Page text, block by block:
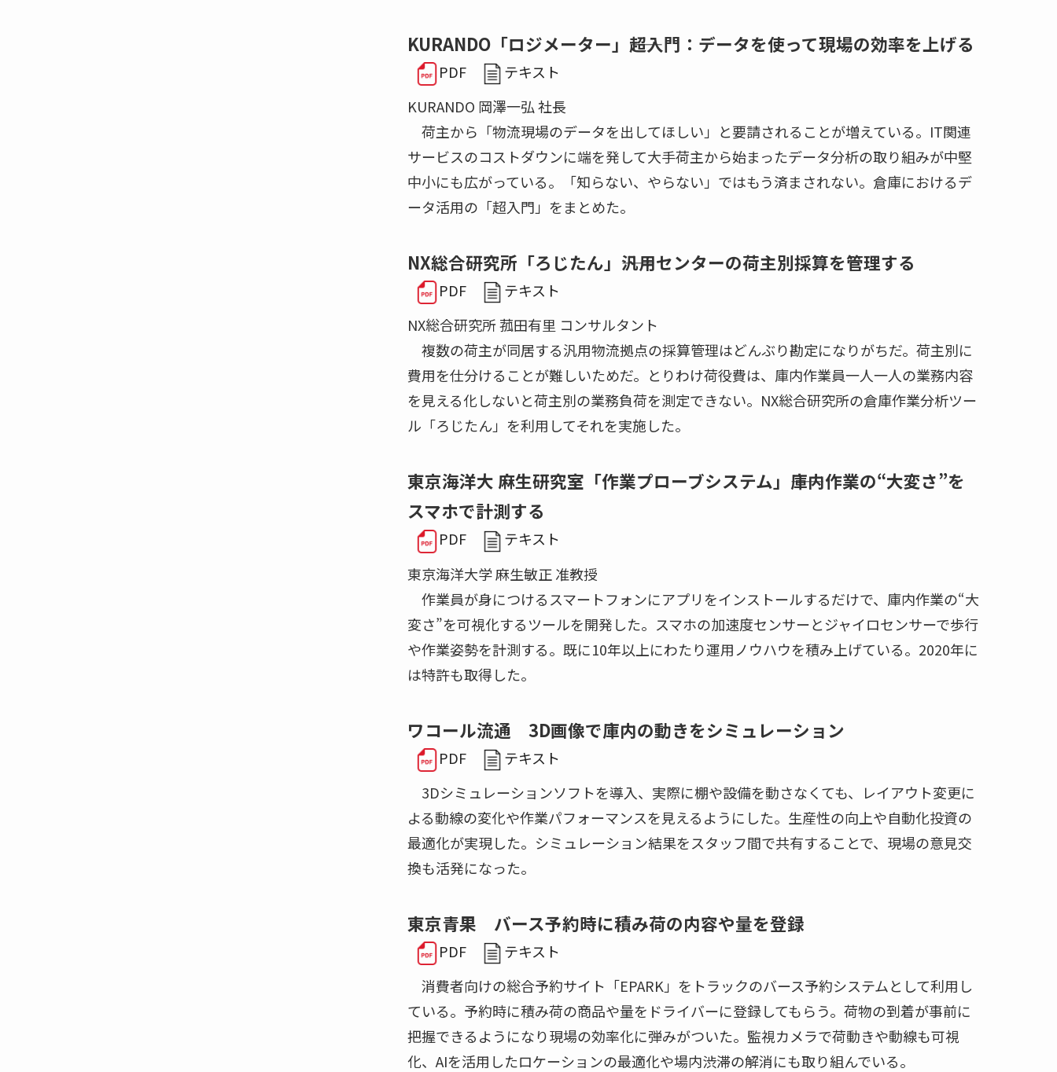
KURANDO「ロジメーター」――超入門：データを使って現場の効率を上げる
PDF
テキスト
KURANDO 岡澤一弘 社長
荷主から「物流現場のデータを出してほしい」と要請されることが増えている。IT関連
サービスのコストダウンに端を発して大手荷主から始まったデータ分析の取り組みが中堅
中小にも広がっている。「知らない、やらない」ではもう済まされない。倉庫におけるデ
ータ活用の「超入門」をまとめた。
NX総合研究所「ろじたん」――汎用センターの荷主別採算を管理する
PDF
テキスト
NX総合研究所 菰田有里 コンサルタント
複数の荷主が同居する汎用物流拠点の採算管理はどんぶり勘定になりがちだ。荷主別に
費用を仕分けることが難しいためだ。とりわけ荷役費は、庫内作業員一人一人の業務内容
を見える化しないと荷主別の業務負荷を測定できない。NX総合研究所の倉庫作業分析ツー
ル「ろじたん」を利用してそれを実施した。
東京海洋大 麻生研究室「作業プローブシステム」――庫内作業の“大変さ”を
スマホで計測する
PDF
テキスト
東京海洋大学 麻生敏正 准教授
作業員が身につけるスマートフォンにアプリをインストールするだけで、庫内作業の“大
変さ”を可視化するツールを開発した。スマホの加速度センサーとジャイロセンサーで歩行
や作業姿勢を計測する。既に10年以上にわたり運用ノウハウを積み上げている。2020年に
は特許も取得した。
ワコール流通 3D画像で庫内の動きをシミュレーション
PDF
テキスト
3Dシミュレーションソフトを導入、実際に棚や設備を動さなくても、レイアウト変更に
よる動線の変化や作業パフォーマンスを見えるようにした。生産性の向上や自動化投資の
最適化が実現した。シミュレーション結果をスタッフ間で共有することで、現場の意見交
換も活発になった。
東京青果 バース予約時に積み荷の内容や量を登録
PDF
テキスト
消費者向けの総合予約サイト「EPARK」をトラックのバース予約システムとして利用し
ている。予約時に積み荷の商品や量をドライバーに登録してもらう。荷物の到着が事前に
把握できるようになり現場の効率化に弾みがついた。監視カメラで荷動きや動線も可視
化、AIを活用したロケーションの最適化や場内渋滞の解消にも取り組んでいる。